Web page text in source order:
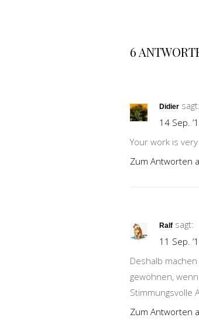
6
Didier sagt:
14 Sep.
Your work is
Zum Antworten
Ralf sagt:
11 Sep.
Deshalb
gewöhnen,
Stimmungsvolle
Zum Antworten